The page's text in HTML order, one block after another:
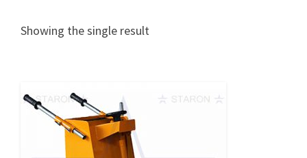
Showing the single result